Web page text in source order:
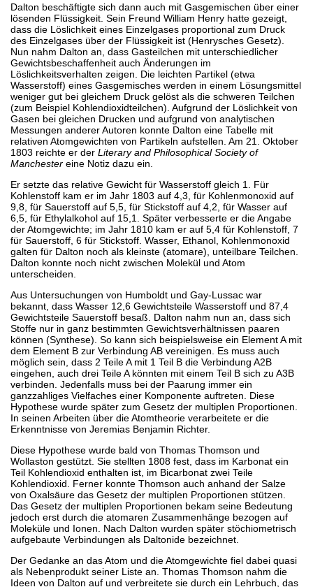
Dalton beschäftigte sich dann auch mit Gasgemischen über einer
lösenden Flüssigkeit. Sein Freund William Henry hatte gezeigt,
dass die Löslichkeit eines Einzelgases proportional zum Druck
des Einzelgases über der Flüssigkeit ist (Henrysches Gesetz).
Nun nahm Dalton an, dass Gasteilchen mit unterschiedlicher
Gewichtsbeschaffenheit auch Änderungen im
Löslichkeitsverhalten zeigen. Die leichten Partikel (etwa
Wasserstoff) eines Gasgemisches werden in einem Lösungsmittel
weniger gut bei gleichem Druck gelöst als die schweren Teilchen
(zum Beispiel Kohlendioxidteilchen). Aufgrund der Löslichkeit von
Gasen bei gleichen Drucken und aufgrund von analytischen
Messungen anderer Autoren konnte Dalton eine Tabelle mit
relativen Atomgewichten von Partikeln aufstellen. Am 21. Oktober
1803 reichte er der Literary and Philosophical Society of
Manchester eine Notiz dazu ein.
Er setzte das relative Gewicht für Wasserstoff gleich 1. Für
Kohlenstoff kam er im Jahr 1803 auf 4,3, für Kohlenmonoxid auf
9,8, für Sauerstoff auf 5,5, für Stickstoff auf 4,2, für Wasser auf
6,5, für Ethylalkohol auf 15,1. Später verbesserte er die Angabe
der Atomgewichte; im Jahr 1810 kam er auf 5,4 für Kohlenstoff, 7
für Sauerstoff, 6 für Stickstoff. Wasser, Ethanol, Kohlenmonoxid
galten für Dalton noch als kleinste (atomare), unteilbare Teilchen.
Dalton konnte noch nicht zwischen Molekül und Atom
unterscheiden.
Aus Untersuchungen von Humboldt und Gay-Lussac war
bekannt, dass Wasser 12,6 Gewichtsteile Wasserstoff und 87,4
Gewichtsteile Sauerstoff besaß. Dalton nahm nun an, dass sich
Stoffe nur in ganz bestimmten Gewichtsverhältnissen paaren
können (Synthese). So kann sich beispielsweise ein Element A mit
dem Element B zur Verbindung AB vereinigen. Es muss auch
möglich sein, dass 2 Teile A mit 1 Teil B die Verbindung A2B
eingehen, auch drei Teile A könnten mit einem Teil B sich zu A3B
verbinden. Jedenfalls muss bei der Paarung immer ein
ganzzahliges Vielfaches einer Komponente auftreten. Diese
Hypothese wurde später zum Gesetz der multiplen Proportionen.
In seinen Arbeiten über die Atomtheorie verarbeitete er die
Erkenntnisse von Jeremias Benjamin Richter.
Diese Hypothese wurde bald von Thomas Thomson und
Wollaston gestützt. Sie stellten 1808 fest, dass im Karbonat ein
Teil Kohlendioxid enthalten ist, im Bicarbonat zwei Teile
Kohlendioxid. Ferner konnte Thomson auch anhand der Salze
von Oxalsäure das Gesetz der multiplen Proportionen stützen.
Das Gesetz der multiplen Proportionen bekam seine Bedeutung
jedoch erst durch die atomaren Zusammenhänge bezogen auf
Moleküle und Ionen. Nach Dalton wurden später stöchiometrisch
aufgebaute Verbindungen als Daltonide bezeichnet.
Der Gedanke an das Atom und die Atomgewichte fiel dabei quasi
als Nebenprodukt seiner Liste an. Thomas Thomson nahm die
Ideen von Dalton auf und verbreitete sie durch ein Lehrbuch, das